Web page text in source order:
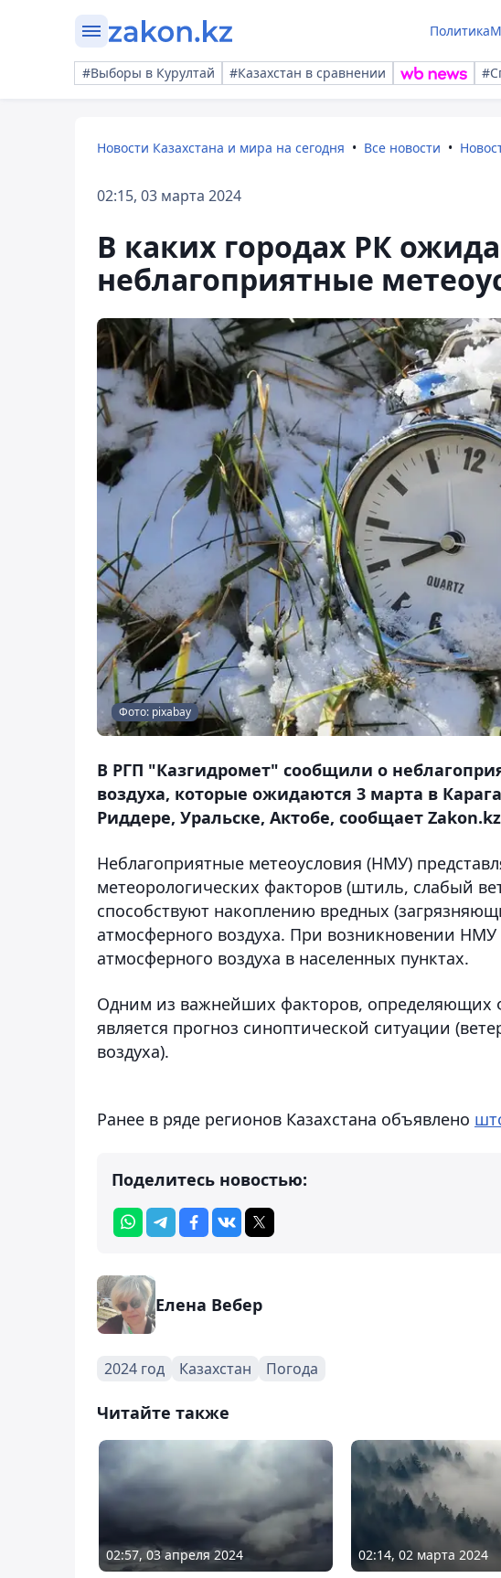
Политика
#Выборы в Курултай #Казахстан в сравнении
Новости Казахстана и мира на сегодня Все новости
02:15, 03 марта 2024
В каких городах РК
неблагоприятные
Фото: pixabay
В РГП "Казгидромет" сообщили о
воздуха, которые ожидаются 3 марта в
Риддере, Уральске, Актобе, сообщает
Неблагоприятные метеоусловия (НМУ)
метеорологических факторов (штиль, слабый
способствуют накоплению вредных
атмосферного воздуха. При возникновении
атмосферного воздуха в населенных пунктах.
Одним из важнейших факторов, определяющих
является прогноз синоптической ситуации
воздуха).
Ранее в ряде регионов Казахстана объявлено
Поделитесь новостью:
Елена Вебер
2024 год Казахстан Погода
Читайте также
02:57, 03 апреля 2024 02:14, 02 марта 2024